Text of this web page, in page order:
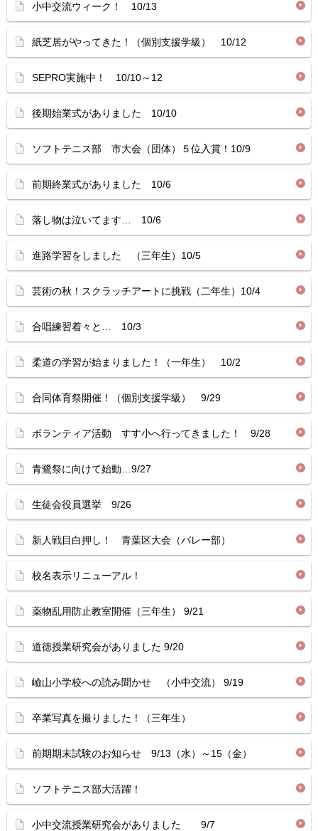
小中交流ウィーク！ 10/13
紙芝居がやってきた！（個別支援学級） 10/12
SEPRO実施中！ 10/10～12
後期始業式がありました 10/10
ソフトテニス部 市大会（団体）５位入賞！10/9
前期終業式がありました 10/6
落し物は泣いてます… 10/6
進路学習をしました （三年生）10/5
芸術の秋！スクラッチアートに挑戦（二年生）10/4
合唱練習着々と… 10/3
柔道の学習が始まりました！（一年生） 10/2
合同体育祭開催！（個別支援学級） 9/29
ボランティア活動 すす小へ行ってきました！ 9/28
青鷺祭に向けて始動…9/27
生徒会役員選挙 9/26
新人戦目白押し！ 青葉区大会（バレー部）
校名表示リニューアル！
薬物乱用防止教室開催（三年生） 9/21
道徳授業研究会がありました 9/20
嶮山小学校への読み聞かせ （小中交流） 9/19
卒業写真を撮りました！（三年生）
前期期末試験のお知らせ 9/13（水）～15（金）
ソフトテニス部大活躍！
小中交流授業研究会がありました 9/7